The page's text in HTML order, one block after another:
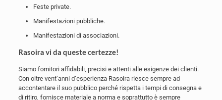
Feste private.
Manifestazioni pubbliche.
Manifestazioni di associazioni.
Rasoira vi da queste certezze!
Siamo fornitori affidabili, precisi e attenti alle esigenze dei clienti.
Con oltre vent’anni d’esperienza Rasoira riesce sempre ad
accontentare il suo pubblico perché rispetta i tempi di consegna e
di ritiro, fornisce materiale a norma e soprattutto è sempre